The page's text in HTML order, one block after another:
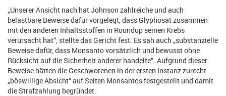
„Unserer Ansicht nach hat Johnson zahlreiche und auch
belastbare Beweise dafür vorgelegt, dass Glyphosat zusammen
mit den anderen Inhaltsstoffen in Roundup seinen Krebs
verursacht hat“, stellte das Gericht fest. Es sah auch „substanzielle
Beweise dafür, dass Monsanto vorsätzlich und bewusst ohne
Rücksicht auf die Sicherheit anderer handelte“. Aufgrund dieser
Beweise hätten die Geschworenen in der ersten Instanz zurecht
„böswillige Absicht“ auf Seiten Monsantos festgestellt und damit
die Strafzahlung begründet.